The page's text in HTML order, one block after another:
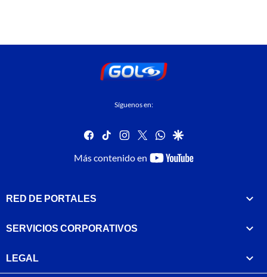
Síguenos en:
facebook
tiktok instagram
twitterwhatsapp
google
Más contenido en
youtube-
RED DE PORTALES
SERVICIOS CORPORATIVOS
LEGAL